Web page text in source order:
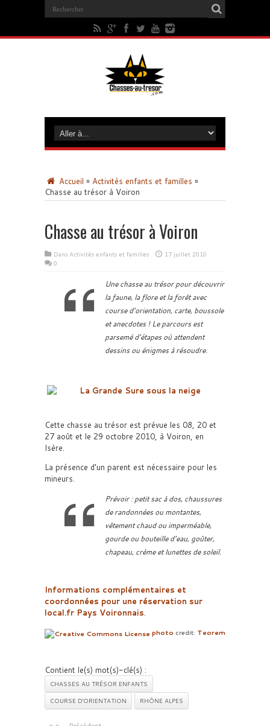
Accueil » Activités enfants et familles »
Chasse au trésor à Voiron
Chasse au trésor à Voiron
Dans Activités enfants et familles
17 juillet 2010
0
Une chasse au trésor pour découvrir
la faune, la flore et la forêt avec
course d’orientation, carte, boussole
et anecdotes ! Le parcours est
parsemé d’étapes où attendent
dessins ou énigmes à résoudre.
Cette chasse au trésor est prévue les 08, 20 et
27 août et le 29 octobre 2010, à Voiron, en
Isère.
La présence d’un parent est nécessaire pour les
mineurs.
Prévoir : petit sac à dos, chaussures
de randonnées ou montantes,
vêtement chaud ou imperméable,
gourde ou bouteille d’eau, goûter,
chapeau, crème et lunettes de soleil.
Informations complémentaires et
coordonnées pour une réservation sur
local.fr Pays Voironnais.
photo credit: Teorem
Contient le(s) mot(s)-clé(s) :
CHASSES AU TRÉSOR ENFANTS
COURSE D'ORIENTATION
RHÔNE ALPES